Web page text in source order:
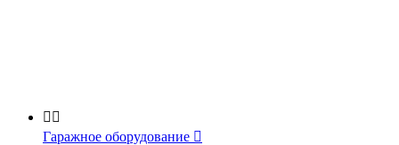
 
Гаражное оборудование 